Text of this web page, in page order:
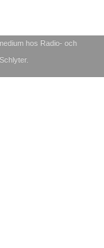
hos Radio- och